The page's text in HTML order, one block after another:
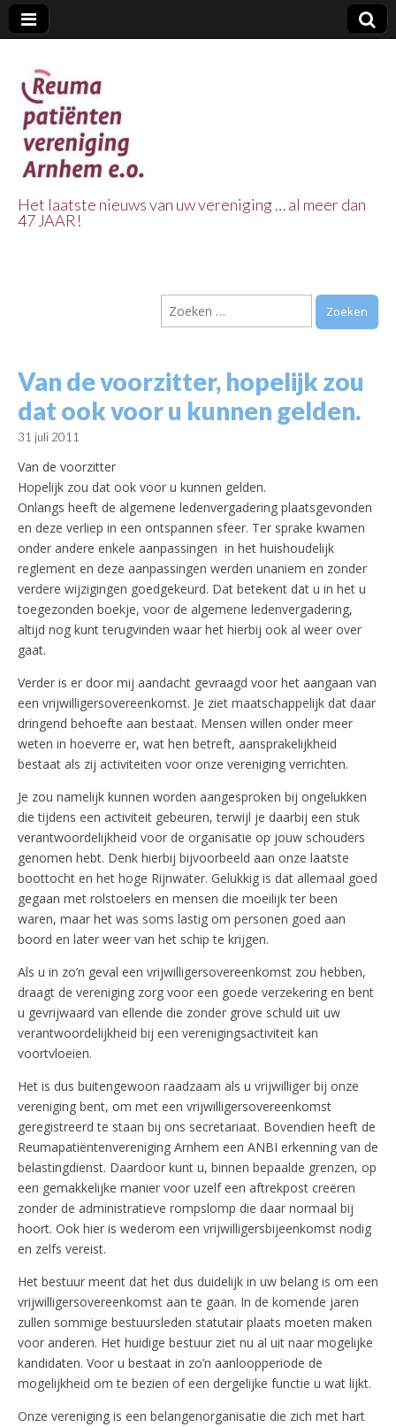
Vereniging
Arnhem e.o.
Het laatste nieuws van uw vereniging … al meer dan
47 JAAR!
Zoeken
naar:
Van de voorzitter, hopelijk zou
dat ook voor u kunnen gelden.
31 juli 2011
Van de voorzitter
Hopelijk zou dat ook voor u kunnen gelden.
Onlangs heeft de algemene ledenvergadering plaatsgevonden
en deze verliep in een ontspannen sfeer. Ter sprake kwamen
onder andere enkele aanpassingen in het huishoudelijk
reglement en deze aanpassingen werden unaniem en zonder
verdere wijzigingen goedgekeurd. Dat betekent dat u in het u
toegezonden boekje, voor de algemene ledenvergadering,
altijd nog kunt terugvinden waar het hierbij ook al weer over
gaat.
Verder is er door mij aandacht gevraagd voor het aangaan van
een vrijwilligersovereenkomst. Je ziet maatschappelijk dat daar
dringend behoefte aan bestaat. Mensen willen onder meer
weten in hoeverre er, wat hen betreft, aansprakelijkheid
bestaat als zij activiteiten voor onze vereniging verrichten.
Je zou namelijk kunnen worden aangesproken bij ongelukken
die tijdens een activiteit gebeuren, terwijl je daarbij een stuk
verantwoordelijkheid voor de organisatie op jouw schouders
genomen hebt. Denk hierbij bijvoorbeeld aan onze laatste
boottocht en het hoge Rijnwater. Gelukkig is dat allemaal goed
gegaan met rolstoelers en mensen die moeilijk ter been
waren, maar het was soms lastig om personen goed aan
boord en later weer van het schip te krijgen.
Als u in zo’n geval een vrijwilligersovereenkomst zou hebben,
draagt de vereniging zorg voor een goede verzekering en bent
u gevrijwaard van ellende die zonder grove schuld uit uw
verantwoordelijkheid bij een verenigingsactiviteit kan
voortvloeien.
Het is dus buitengewoon raadzaam als u vrijwilliger bij onze
vereniging bent, om met een vrijwilligersovereenkomst
geregistreerd te staan bij ons secretariaat. Bovendien heeft de
Reumapatiëntenvereniging Arnhem een ANBI erkenning van de
belastingdienst. Daardoor kunt u, binnen bepaalde grenzen, op
een gemakkelijke manier voor uzelf een aftrekpost creëren
zonder de administratieve rompslomp die daar normaal bij
hoort. Ook hier is wederom een vrijwilligersbijeenkomst nodig
en zelfs vereist.
Het bestuur meent dat het dus duidelijk in uw belang is om een
vrijwilligersovereenkomst aan te gaan. In de komende jaren
zullen sommige bestuursleden statutair plaats moeten maken
voor anderen. Het huidige bestuur ziet nu al uit naar mogelijke
kandidaten. Voor u bestaat in zo’n aanloopperiode de
mogelijkheid om te bezien of een dergelijke functie u wat lijkt.
Onze vereniging is een belangenorganisatie die zich met hart